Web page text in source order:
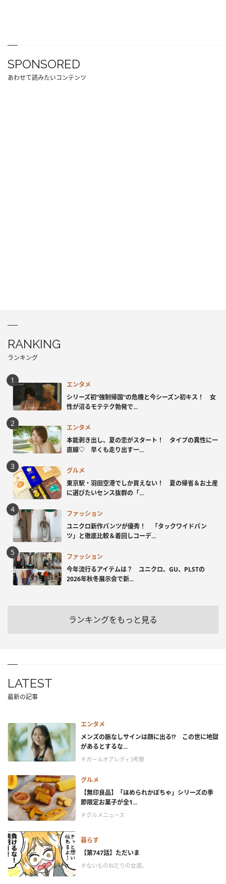
SPONSORED
あわせて読みたいコンテンツ
RANKING
ランキング
エンタメ
シリーズ初“強制帰国”の危機と今シーズン初キス！ 女
性が沼るモテテク勃発で...
エンタメ
本能剥き出し、夏の恋がスタート！ タイプの異性に一
直線♡ 早くも走り出す一...
グルメ
東京駅・羽田空港でしか買えない！ 夏の帰省＆お土産
に選びたいセンス抜群の「...
ファッション
ユニクロ新作パンツが優秀！ 「タックワイドパン
ツ」と徹底比較＆着回しコーデ...
ファッション
今年流行るアイテムは？ ユニクロ、GU、PLSTの
2026年秋冬展示会で新...
ランキングをもっと見る
LATEST
最新の記事
エンタメ
メンズの脈なしサインは顔に出る!? この世に地獄
があるとするな...
＃ガールオアレディ3考察
グルメ
【無印良品】「ほめられかぼちゃ」シリーズの季
節限定お菓子が全1...
＃グルメニュース
暮らす
【第747話】ただいま
＃ないものねだりの女達。